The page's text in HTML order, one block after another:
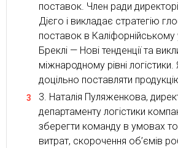
поставок. Член ради
Дієго і викладає стратегію
поставок в Каліфорнійському
Бреклі — Нові тенденції та
міжнародному рівні
доцільно поставляти
Наталія Пуляженкова,
департаменту логістики
зберегти команду в умовах
витрат, скорочення об’ємів